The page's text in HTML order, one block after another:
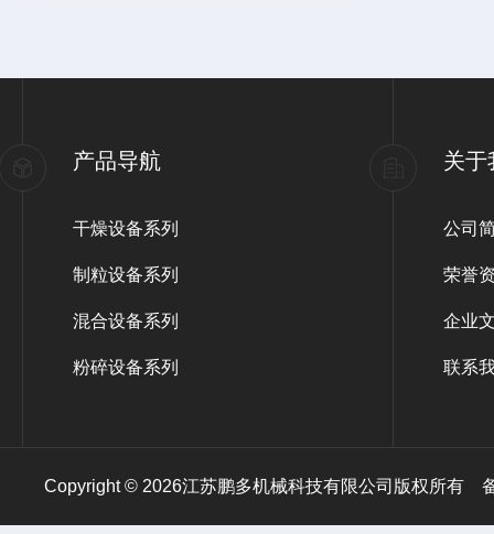
产品导航
干燥设备系列
制粒设备系列
混合设备系列
粉碎设备系列
关于
公司
荣誉
企业
联系
Copyright © 2026江苏鹏多机械科技有限公司版权所有